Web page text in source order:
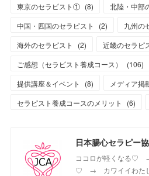
東京のセラピスト① (8) 北陸・中部
中国・四国のセラピスト
(2) 九州の
海外のセラピスト
(2) 近畿のセラピ
ご感想（セラピスト養成コース）
(106)
提供講座＆イベント
(8) メディア掲
セラピスト養成コースのメリット
(6)
日本腸心セラピー
ココロが軽くなる♡
♡ → カワイイわたし